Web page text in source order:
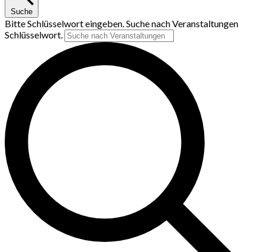
Suche
Bitte Schlüsselwort eingeben. Suche nach Veranstaltungen
Schlüsselwort.